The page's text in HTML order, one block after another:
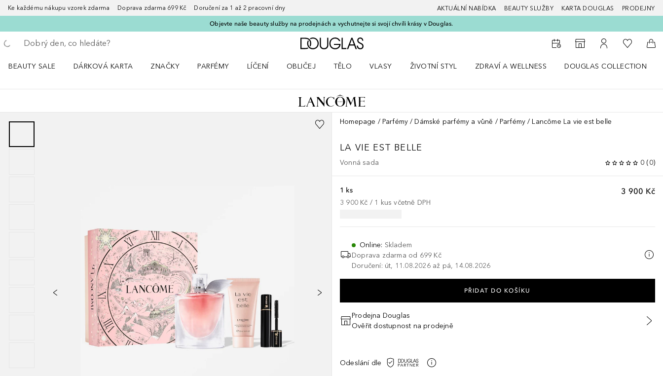
Ke každému nákupu vzorek zdarma Doprava zdarma 699 Kč Doručení za 1 až 2 pracovní dny AKTUÁLNÍ NABÍDKA BEAUTY SLUŽBY KARTA DOUGLAS PRODEJNY
Objevte naše beauty služby na prodejnách a vychutnejte si svojí chvíli krásy v Douglas.
Vraťte se
Proveďte vyhledávání
Domů
K vyhledávači prodejen
K mému účtu
K mému
Do
BEAUTY SALE
DÁRKOVÁ KARTA
ZNAČKY
PARFÉMY
LÍČENÍ
OBLIČEJ
TĚLO
VLASY
ŽIVOTNÍ STYL
ZDRAVÍ A WELLNESS
DOUGLAS COLLECTION
Homepage Parfémy Dámské parfémy a vůně Parfémy Lancôme La vie est belle
LA VIE EST BELLE
Vonná sada 0 (0)
3 900 Kč
1 ks
3 900 Kč / 1 kus včetně DPH
Online: Skladem
Doprava zdarma od 699 Kč
Doručení: út, 11.08.2026 až pá, 14.08.2026
PŘIDAT DO KOŠÍKU
Prodejna Douglas
Ověřit dostupnost na prodejně
Odeslání dle